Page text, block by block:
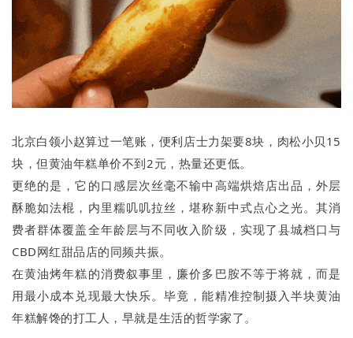
北京白领小赵算过一笔账，便利店士力架要8块，肉松小贝15
块，但黄油年糕单价不到2元，热量还更低。
更绝的是，它的口感层次丝毫不输中高端烘焙店出品，外层
酥脆如法棍，内里糯叽叽拉丝，堪称新中式点心之光。其消
费者群体覆盖全年龄层与不同收入阶级，实现了县城档口与
CBD网红甜品店的同频共振。
在黄油烤年糕的消费叙事里，廉价多巴胺不等于将就，而是
用最小成本兑现最大快乐。毕竟，能精准控制摄入半块黄油
年糕解馋的打工人，早就是生活的哲学家了。